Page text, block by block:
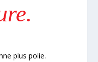
plus polie.